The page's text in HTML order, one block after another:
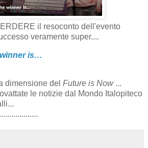
il resoconto dell'evento
veramente super....
winner is…
dimensione del Future is Now...
le notizie dal Mondo Italopiteco